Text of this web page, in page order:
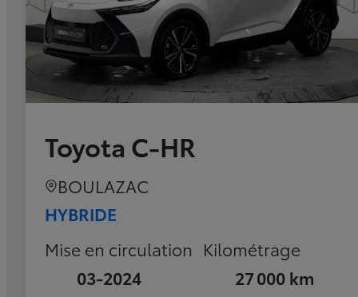
Toyota C-HR
BOULAZAC
HYBRIDE
Mise en circulation
03-2024
Kilométrage
27 000 km